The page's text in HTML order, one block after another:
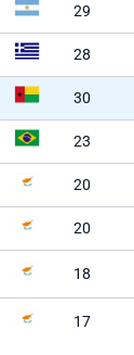
29
28
30
23
20
20
18
17